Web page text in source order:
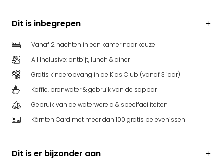
Dit is inbegrepen
Vanaf 2 nachten in een kamer naar keuze
All Inclusive: ontbijt, lunch & diner
Gratis kinderopvang in de Kids Club (vanaf 3 jaar)
Koffie, bronwater & gebruik van de sapbar
Gebruik van de waterwereld & speelfaciliteiten
Kärnten Card met meer dan 100 gratis belevenissen
Dit is er bijzonder aan